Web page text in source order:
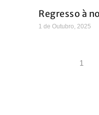
Regresso à
1 de Outubro, 2025
1